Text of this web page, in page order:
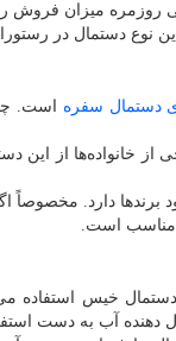
روزمره میزان فروش را
نوع دستمال در
دستمال سفره است.
از این
برندها دارد.
مناسب است.
دستمال خیس استفاده
دهنده آب به دست